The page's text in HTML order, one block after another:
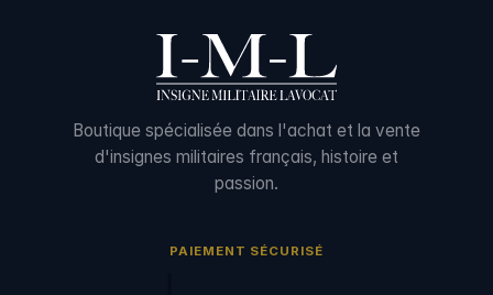
Boutique spécialisée dans l'achat et la vente
d'insignes militaires français, histoire et
passion.
PAIEMENT SÉCURISÉ